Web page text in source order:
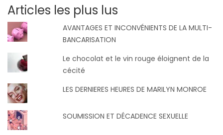
Articles les plus lus
AVANTAGES ET INCONVÉNIENTS DE LA MULTI-
BANCARISATION
Le chocolat et le vin rouge éloignent de la
cécité
LES DERNIERES HEURES DE MARILYN MONROE
SOUMISSION ET DÉCADENCE SEXUELLE